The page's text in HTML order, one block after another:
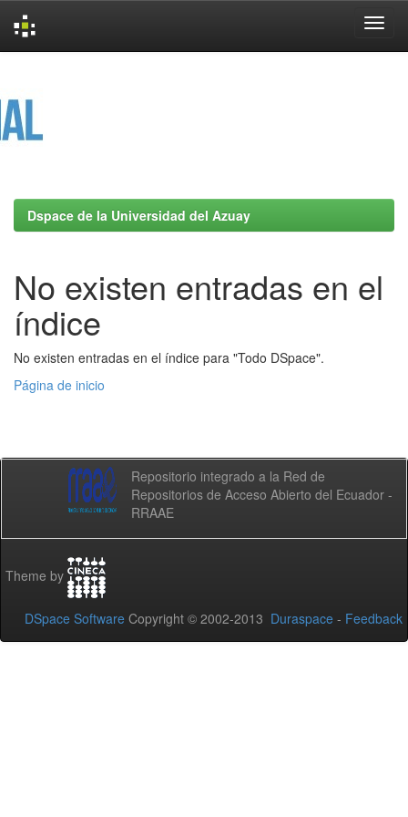
Dspace de la Universidad del Azuay
No existen entradas en el
índice
No existen entradas en el índice para "Todo DSpace".
Página de inicio
Repositorio integrado a la Red de
Repositorios de Acceso Abierto del Ecuador -
RRAAE
Theme by
DSpace Software Copyright © 2002-2013 Duraspace - Feedback